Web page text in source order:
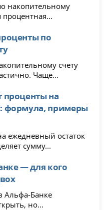
накопительному
по
счету
Чаще...
проценты на
формула, примеры
ежедневный остаток
сумму...
— для кого
Альфа-Банке
но...